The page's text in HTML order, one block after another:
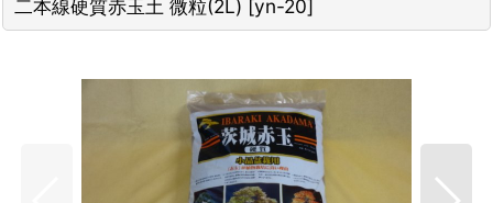
二本線硬質赤玉土 微粒(2L) [yn-20]